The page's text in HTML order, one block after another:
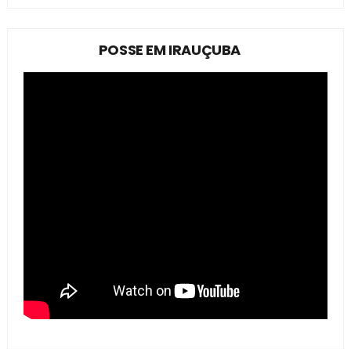
POSSE EM IRAUÇUBA